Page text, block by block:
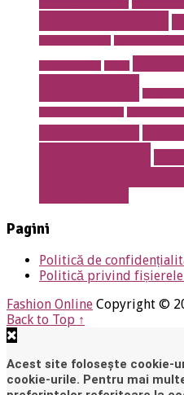
Pagini
Politică de
Politică privind fișierele
Fashion Online Copyright ©
Back to Top ↑
Acest site folosește cookie-
cookie-urile. Pentru mai